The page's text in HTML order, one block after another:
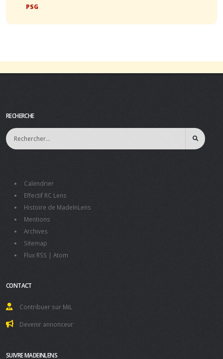
PSG
RECHERCHE
Calendrier
Effectif RC Lens
Histoire de MadeInLens
Mentions
Archives
Sitemap
Flux RSS | Atom
CONTACT
Contribuer sur MiL
Devenir annonceur
SUIVRE MADEINLENS